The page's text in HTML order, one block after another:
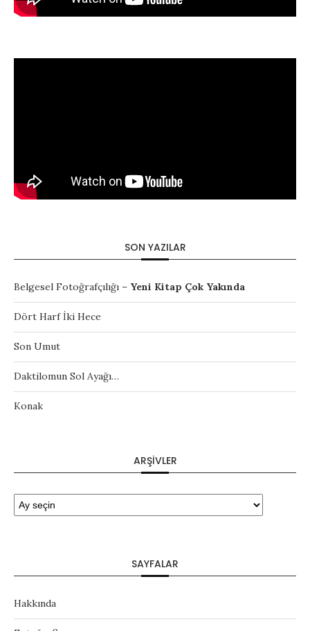
SON YAZILAR
Belgesel Fotoğrafçılığı – Yeni Kitap Çok Yakında
Dört Harf İki Hece
Son Umut
Daktilomun Sol Ayağı…
Konak
ARŞIVLER
SAYFALAR
Hakkında